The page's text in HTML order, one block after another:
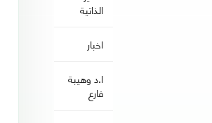
الذاتية
اخبار
ا.د وهيبة
فارع